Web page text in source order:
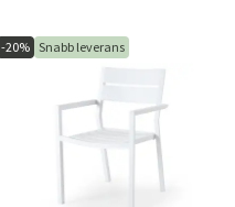
-20% Snabb leverans